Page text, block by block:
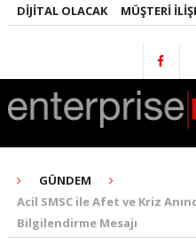
OLACAK MÜŞTERI
GÜNDEM
Acil SMSC ile Afet ve Kriz
Bilgilendirme Mesajı